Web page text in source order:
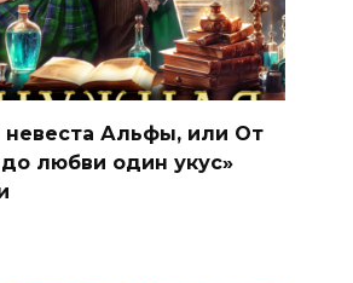
невеста Альфы, или От
любви один укус»